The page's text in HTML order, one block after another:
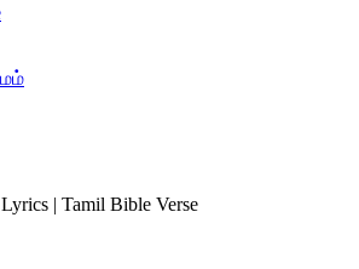
| Tamil Bible Verse